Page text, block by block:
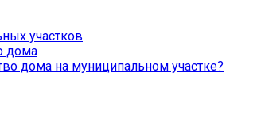
участков
дома
дома на муниципальном участке?